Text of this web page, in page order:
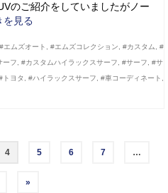
のご紹介をしていましたがノー
を見る
#エムズオート #エムズコレクション #カスタム
#
ーフ #カスタムハイラックスサーフ #サーフ
#サ
トヨタ #ハイラックスサーフ #車コーディネート
4 5 6 7 …
»